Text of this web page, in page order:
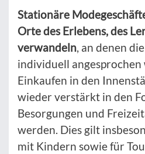
Stationäre
Orte des Erlebens, des
verwandeln, an denen
individuell angesprochen
Einkaufen in den
wieder verstärkt in den
Besorgungen und
werden. Dies gilt
mit Kindern sowie für